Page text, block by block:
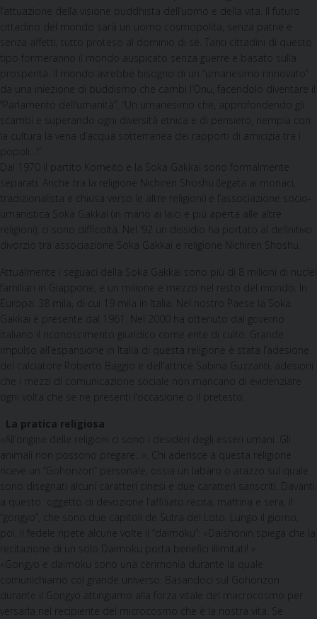
l’attuazione della visione buddhista dell’uomo e della vita. Il futuro
cittadino del mondo sarà un uomo cosmopolita, senza patrie e
senza affetti, tutto proteso al dominio di sé. Tanti cittadini di questo
tipo formeranno il mondo auspicato senza guerre e basato sulla
prosperità. Il mondo avrebbe bisogno di un “umanesimo rinnovato”
da una iniezione di buddismo che cambi l’Onu, facendolo diventare il
“Parlamento dell’umanità”. “Un umanesimo che, approfondendo gli
scambi e superando ogni diversità etnica e di pensiero, riempia con
la cultura la vena d’acqua sotterranea dei rapporti di amicizia tra i
popoli…!”.
Dal 1970 il partito Komeito e la Soka Gakkai sono formalmente
separati. Anche tra la religione Nichiren Shoshu (legata ai monaci,
tradizionalista e chiusa verso le altre religioni) e l’associazione socio-
umanistica Soka Gakkai (in mano ai laici e più aperta alle altre
religioni), ci sono difficoltà. Nel ’92 un dissidio ha portato al definitivo
divorzio tra associazione Soka Gakkai e religione Nichiren Shoshu.
Attualmente i seguaci della Soka Gakkai sono più di 8 milioni di nuclei
familiari in Giappone, e un milione e mezzo nel resto del mondo. In
Europa: 38 mila, di cui 19 mila in Italia. Nel nostro Paese la Soka
Gakkai è presente dal 1961. Nel 2000 ha ottenuto dal governo
italiano il riconoscimento giuridico come ente di culto. Grande
impulso all’espansione in Italia di questa religione è stata l’adesione
del calciatore Roberto Baggio e dell’attrice Sabina Guzzanti, adesioni
che i mezzi di comunicazione sociale non mancano di evidenziare
ogni volta che se ne presenti l’occasione o il pretesto.
La pratica religiosa
«All’origine delle religioni ci sono i desideri degli esseri umani. Gli
animali non possono pregare…». Chi aderisce a questa religione
riceve un “Gohonzon” personale, ossia un labaro o arazzo sul quale
sono disegnati alcuni caratteri cinesi e due caratteri sanscriti. Davanti
a questo oggetto di devozione l’affiliato recita, mattina e sera, il
“gongyo”, che sono due capitoli de Sutra del Loto. Lungo il giorno,
poi, il fedele ripete alcune volte il “daimoku”: «Daishonin spiega che la
recitazione di un solo Daimoku porta benefici illimitati! ».
«Gongyo e daimoku sono una cerimonia durante la quale
comunichiamo col grande universo. Basandoci sul Gohonzon
durante il Gongyo attingiamo alla forza vitale del macrocosmo per
versarla nel recipiente del microcosmo che è la nostra vita. Se